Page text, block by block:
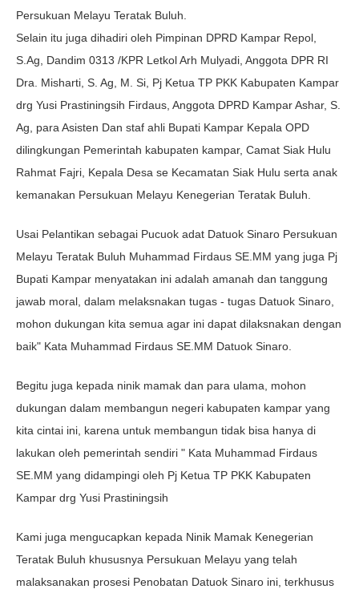
Persukuan Melayu Teratak Buluh.
Selain itu juga dihadiri oleh Pimpinan DPRD Kampar Repol,
S.Ag, Dandim 0313 /KPR Letkol Arh Mulyadi, Anggota DPR RI
Dra. Misharti, S. Ag, M. Si, Pj Ketua TP PKK Kabupaten Kampar
drg Yusi Prastiningsih Firdaus, Anggota DPRD Kampar Ashar, S.
Ag, para Asisten Dan staf ahli Bupati Kampar Kepala OPD
dilingkungan Pemerintah kabupaten kampar, Camat Siak Hulu
Rahmat Fajri, Kepala Desa se Kecamatan Siak Hulu serta anak
kemanakan Persukuan Melayu Kenegerian Teratak Buluh.
Usai Pelantikan sebagai Pucuok adat Datuok Sinaro Persukuan
Melayu Teratak Buluh Muhammad Firdaus SE.MM yang juga Pj
Bupati Kampar menyatakan ini adalah amanah dan tanggung
jawab moral, dalam melaksnakan tugas - tugas Datuok Sinaro,
mohon dukungan kita semua agar ini dapat dilaksnakan dengan
baik" Kata Muhammad Firdaus SE.MM Datuok Sinaro.
Begitu juga kepada ninik mamak dan para ulama, mohon
dukungan dalam membangun negeri kabupaten kampar yang
kita cintai ini, karena untuk membangun tidak bisa hanya di
lakukan oleh pemerintah sendiri " Kata Muhammad Firdaus
SE.MM yang didampingi oleh Pj Ketua TP PKK Kabupaten
Kampar drg Yusi Prastiningsih
Kami juga mengucapkan kepada Ninik Mamak Kenegerian
Teratak Buluh khususnya Persukuan Melayu yang telah
malaksanakan prosesi Penobatan Datuok Sinaro ini, terkhusus